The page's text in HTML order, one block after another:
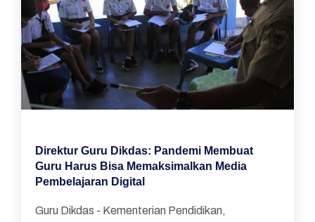
Direktur Guru Dikdas: Pandemi Membuat
Guru Harus Bisa Memaksimalkan Media
Pembelajaran Digital
Guru Dikdas - Kementerian Pendidikan,